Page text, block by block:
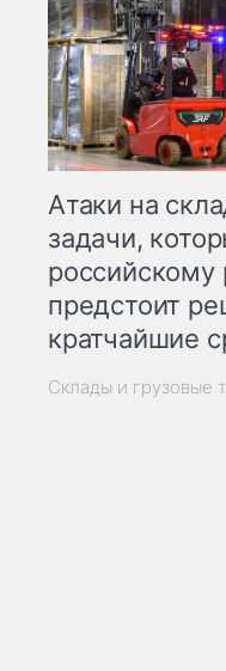
Атаки на
задачи,
российскому
предстоит
кратчайшие
Склады и грузовые